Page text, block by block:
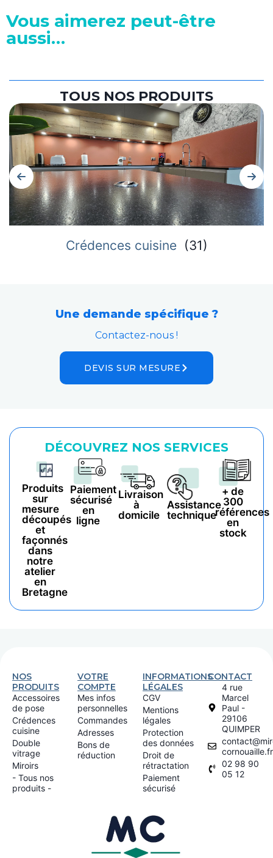
Vous aimerez peut-être
aussi…
TOUS NOS PRODUITS
Crédences cuisine (31)
Une demande spécifique ?
Contactez-nous !
DEVIS SUR MESURE
DÉCOUVREZ NOS SERVICES
Produits
sur
mesure
découpés
et
façonnés
dans
notre
atelier
en
Bretagne
Paiement
sécurisé
en
ligne
Livraison
à
domicile
Assistance
technique
+ de
300
références
en
stock
NOS
PRODUITS
Accessoires
de pose
Crédences
cuisine
Double
vitrage
Miroirs
- Tous nos
produits -
VOTRE
COMPTE
Mes infos
personnelles
Commandes
Adresses
Bons de
réduction
INFORMATIONS
LÉGALES
CGV
Mentions
légales
Protection
des données
Droit de
rétractation
Paiement
sécurisé
CONTACT
4 rue
Marcel
Paul -
29106
QUIMPER
cornouaille.fr
02 98 90
05 12